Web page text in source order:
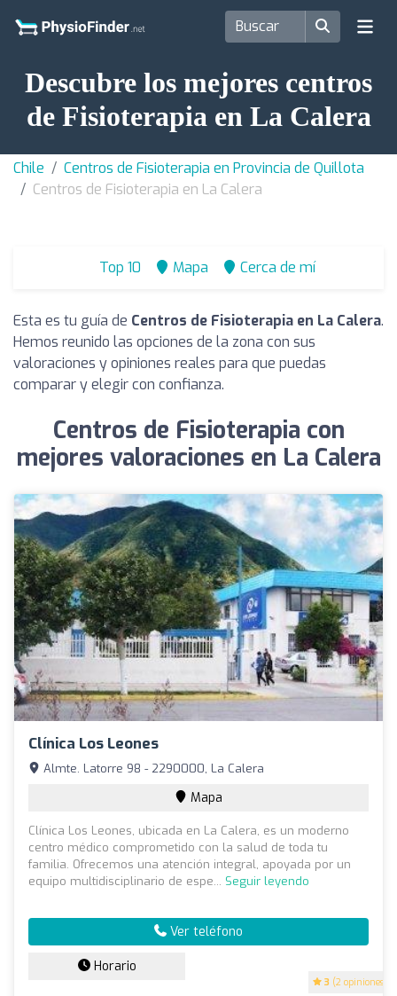
Descubre los mejores centros
de Fisioterapia en La Calera
Chile
Centros de Fisioterapia en Provincia de Quillota
Centros de Fisioterapia en La Calera
Top 10 Mapa Cerca de mí
Esta es tu guía de Centros de Fisioterapia en La Calera.
Hemos reunido las opciones de la zona con sus
valoraciones y opiniones reales para que puedas
comparar y elegir con confianza.
Centros de Fisioterapia con
mejores valoraciones en La Calera
Clínica Los Leones
3 (2 opiniones)
Almte. Latorre 98 - 2290000, La Calera
Mapa
Clínica Los Leones, ubicada en La Calera, es un moderno
centro médico comprometido con la salud de toda tu
familia. Ofrecemos una atención integral, apoyada por un
equipo multidisciplinario de espe... Seguir leyendo
Ver teléfono
Horario